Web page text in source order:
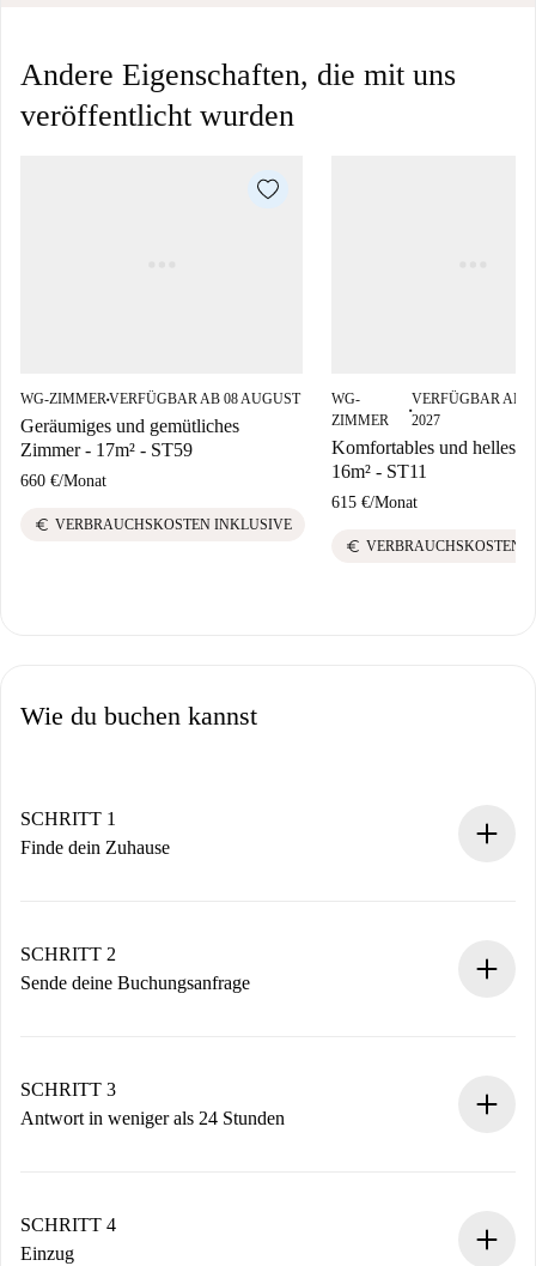
Andere Eigenschaften, die mit uns
veröffentlicht wurden
WG-ZIMMER■VERFÜGBAR AB 08 AUGUST
Geräumiges und gemütliches
Zimmer - 17m² - ST59
660 €/Monat
euro VERBRAUCHSKOSTEN INKLUSIVE
WG-
ZIMMER
■
VERFÜGBAR AB
2027
Komfortables und helles
16m² - ST11
615 €/Monat
euro VERBRAUCHSKOSTEN
Wie du buchen kannst
SCHRITT 1
Finde dein Zuhause
Du erhältst alle notwendigen Informationen im Voraus.
SCHRITT 2
Sende deine Buchungsanfrage
Denk daran, dass wir dich erst belasten, wenn der
Vermieter zustimmt.
SCHRITT 3
Antwort in weniger als 24 Stunden
stellen den Kontakt her.
Wenn der Vermieter ablehnen muss, entstehen keine
SCHRITT 4
Einzug